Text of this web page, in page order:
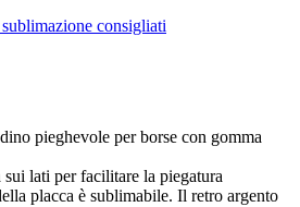
consigliati
pieghevole per borse con gomma
sui lati per facilitare la piegatura
placca è sublimabile. Il retro argento